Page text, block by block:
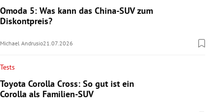
Omoda 5: Was kann das China-SUV zum
Diskontpreis?
Michael Andrusio21.07.2026
Tests
Toyota Corolla Cross: So gut ist ein
Corolla als Familien-SUV